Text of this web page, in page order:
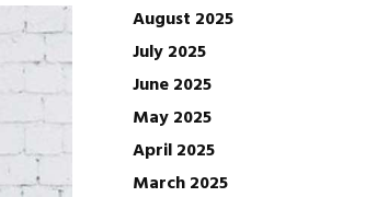
August 2025
July 2025
June 2025
May 2025
April 2025
March 2025